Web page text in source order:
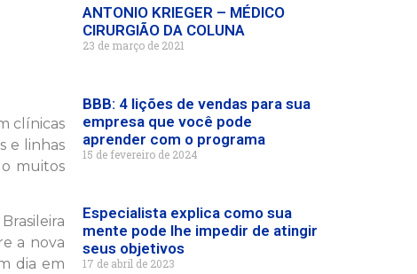
clínicas
e linhas
muitos
a nova
dia em
ANTONIO KRIEGER – MÉDICO
CIRURGIÃO DA COLUNA
23 de março de 2021
BBB: 4 lições de vendas para sua
empresa que você pode
aprender com o programa
15 de fevereiro de 2024
Especialista explica como sua
mente pode lhe impedir de atingir
seus objetivos
17 de abril de 2023